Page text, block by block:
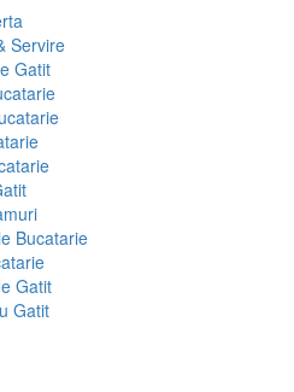
Servire
Gatit
Bucatarie
Gatit
Gatit